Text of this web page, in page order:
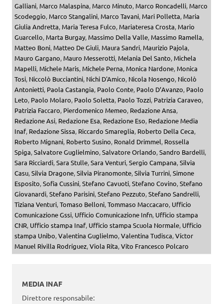
Galliani, Marco Malaspina, Marco Minuto, Marco Roncadelli, Marco
Scodeggio, Marco Stangalini, Marco Tavani, Mari Polletta, Maria
Giulia Andretta, Maria Teresa Fulco, Mariateresa Crosta, Mario
Guarcello, Marta Burgay, Massimo Della Valle, Massimo Ramella,
Matteo Boni, Matteo De Giuli, Maura Sandri, Maurizio Pajola,
Mauro Gargano, Mauro Messerotti, Melania Del Santo, Michela
Mapelli, Michele Maris, Michele Perna, Monica Nardone, Monica
Tosi, Niccolò Bucciantini, Nichi D'Amico, Nicola Nosengo, Nicolò
Antonietti, Paola Castangia, Paolo Conte, Paolo D’Avanzo, Paolo
Leto, Paolo Molaro, Paolo Soletta, Paolo Tozzi, Patrizia Caraveo,
Patrizia Faccaro, Pierdomenico Memeo, Redazione Ansa,
Redazione Asi, Redazione Esa, Redazione Eso, Redazione Media
Inaf, Redazione Sissa, Riccardo Smareglia, Roberto Della Ceca,
Roberto Mignani, Roberto Susino, Ronald Drimmel, Rossella
Spiga,Salvatore Guglielmino,Salvatore Orlando,Sandro Bardelli,
Sara Ricciardi,Sara Stulle,Sara Venturi,Sergio Campana,Silvia
Casu,Silvia Dragone,Silvia Piranomonte,Silvia Turrini,Simone
Esposito,Sofia Cussini,Stefano Cavuoti,Stefano Covino,Stefano
Giovanardi,Stefano Parisini,Stefano Pezzuto,Stefano Sandrelli,
Tiziana Venturi,Tomaso Belloni,Tommaso Maccacaro, Ufficio
Comunicazione Gssi, Ufficio Comunicazione Infn, Ufficio stampa
CNR, Ufficio stampa Inaf, Ufficio stampa Scuola Normale, Ufficio
stampa Unibo,Valentina Guglielmo,Valentina Tudisca,Víctor
Manuel Rivilla Rodríguez,Viola Rita,Vito Francesco Polcaro
MEDIA INAF
Direttore responsabile: